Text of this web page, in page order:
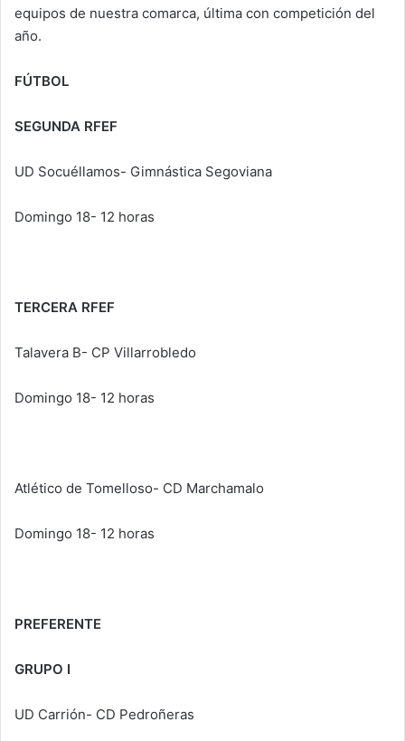
equipos de nuestra comarca, última con competición del
año.
FÚTBOL
SEGUNDA RFEF
UD Socuéllamos- Gimnástica Segoviana
Domingo 18- 12 horas
TERCERA RFEF
Talavera B- CP Villarrobledo
Domingo 18- 12 horas
Atlético de Tomelloso- CD Marchamalo
Domingo 18- 12 horas
PREFERENTE
GRUPO I
UD Carrión- CD Pedroñeras